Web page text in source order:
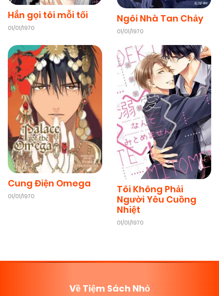
Hắn gọi tôi mỗi tối
01/01/1970
Ngôi Nhà Tan Chảy
01/01/1970
Cung Điện Omega
01/01/1970
Tôi Không Phải
Người Yêu Cuồng
Nhiệt
01/01/1970
Về Tiệm Sách Nhỏ